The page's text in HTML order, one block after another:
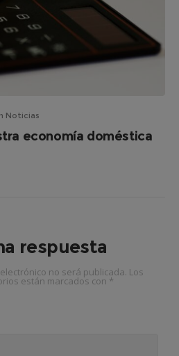
Noticias
economía doméstica
respuesta
no será publicada. Los
están marcados con *